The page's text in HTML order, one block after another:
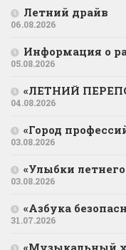
Летний драйв
06.08.2026
Информация о
05.08.2026
«ЛЕТНИЙ
04.08.2026
«Город
03.08.2026
«Улыбки
03.08.2026
«Азбука
31.07.2026